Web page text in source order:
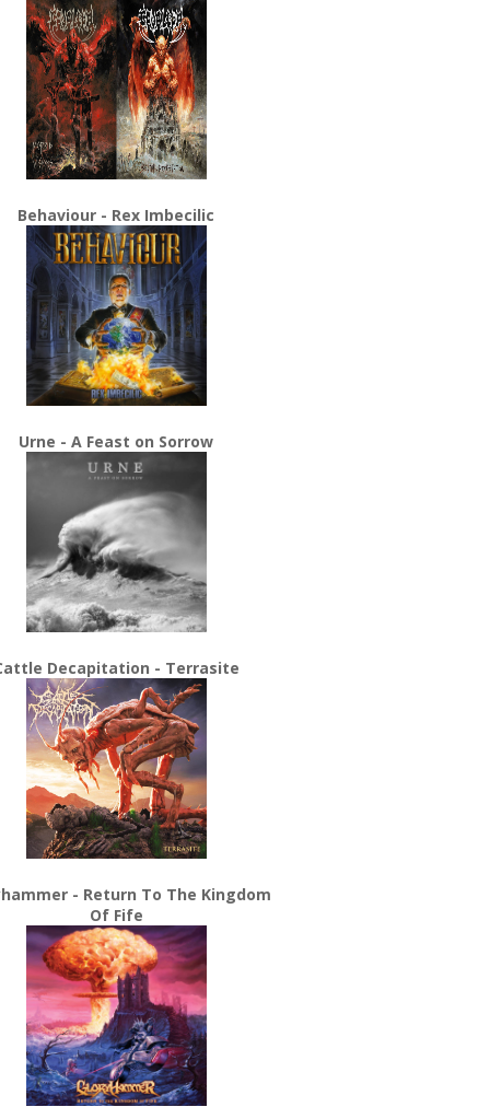
Behaviour - Rex Imbecilic
Urne - A Feast on Sorrow
Decapitation - Terrasite
- Return To The Kingdom
Of Fife